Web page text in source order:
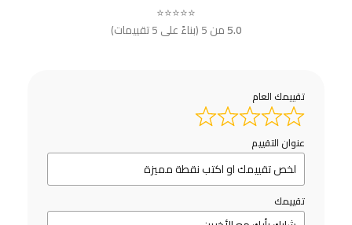
⭐⭐⭐⭐⭐
5.0من 5 (بناءً على 5 تقييمات)
تقييمك العام
عنوان التقييم
تقييمك